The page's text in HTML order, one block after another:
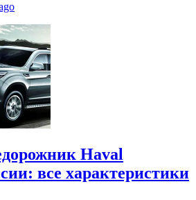
Haval
все характеристики